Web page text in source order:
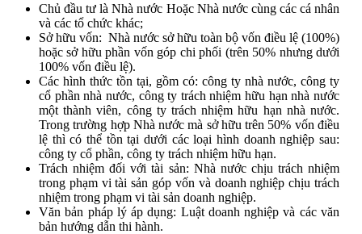
Chủ đầu tư là Nhà nước Hoặc Nhà nước cùng các cá nhân
và các tổ chức khác;
Sở hữu vốn: Nhà nước sở hữu toàn bộ vốn điều lệ (100%)
hoặc sở hữu phần vốn góp chi phối (trên 50% nhưng dưới
100% vốn điều lệ).
Các hình thức tồn tại, gồm có: công ty nhà nước, công ty
cổ phần nhà nước, công ty trách nhiệm hữu hạn nhà nước
một thành viên, công ty trách nhiệm hữu hạn nhà nước.
Trong trường hợp Nhà nước mà sở hữu trên 50% vốn điều
lệ thì có thể tồn tại dưới các loại hình doanh nghiệp sau:
công ty cổ phần, công ty trách nhiệm hữu hạn.
Trách nhiệm đối với tài sản: Nhà nước chịu trách nhiệm
trong phạm vi tài sản góp vốn và doanh nghiệp chịu trách
nhiệm trong phạm vi tài sản doanh nghiệp.
Văn bản pháp lý áp dụng: Luật doanh nghiệp và các văn
bản hướng dẫn thi hành.